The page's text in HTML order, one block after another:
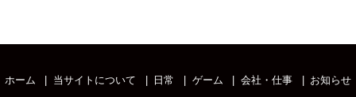
ホーム 当サイトについて 日常 ゲーム 会社・仕事 お知らせ